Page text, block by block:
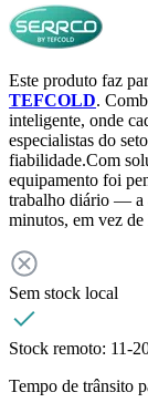
Este produto faz
TEFCOLD.
inteligente, onde
especialistas do
fiabilidade.Com
equipamento foi
trabalho diário — a
minutos, em vez de
Sem stock local
Stock remoto: 11-
Tempo de trânsito